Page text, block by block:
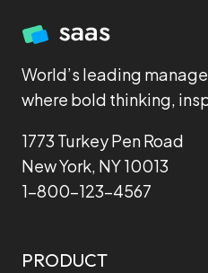
World’s leading
where bold thinking,
1773 Turkey Pen Road
New York, NY 10013
1-800-123-4567
PRODUCT